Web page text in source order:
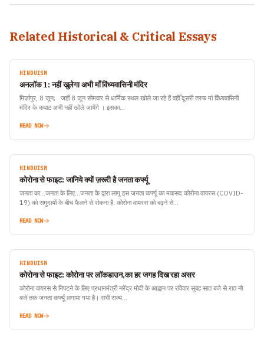
Related Historical & Critical Essays
HINDUISM
अनलॉक 1: नहीं खुलेगा अभी माँ विंध्यवासिनी मंदिर
मिर्ज़ापुर, 8 जून; जहाँ 8 जून सोमवार से धार्मिक स्थल खोले जा रहे हैं वहीँ दूसरी तरफ मां विंध्यवासिनी
मंदिर के कपाट अभी नहीं खोले जायेंगे । इसका…
READ NOW
HINDUISM
कोरोना से फाइट: जानिये क्यों ज़रूरी है जनता कर्फ्यू
जनता का…जनता के लिए…जनता के द्वारा लागू इस जनता कर्फ्यू का मकसद कोरोना वायरस (COVID-
19) को समुदायों के बीच फैलने से रोकना है. कोरोना वायरस को बढ़ने से…
READ NOW
HINDUISM
कोरोना से फाइट: कोरोना पर लॉकडाउन,का हर जगह दिख रहा असर
कोरोना वायरस से निपटने के लिए प्रधानमंत्री नरेंद्र मोदी के आह्वान पर रविवार सुबह सात बजे से रात नौ
बजे तक जनता कर्फ्यू लगाया गया है। सभी राज्य…
READ NOW